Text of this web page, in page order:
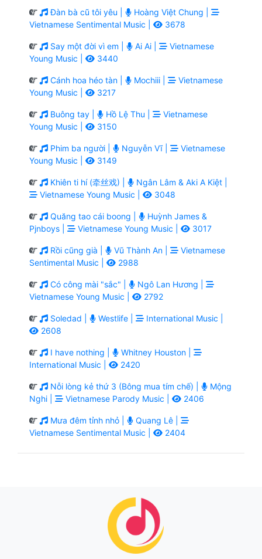
Đàn bà cũ tôi yêu |
Hoàng Việt Chung |
Vietnamese Sentimental Music |
3678
Say một đời vì em | Ai Ai |
Vietnamese
Young Music |
3440
Cánh hoa héo tàn | Mochiii |
Vietnamese
Young Music |
3217
Buông tay | Hồ Lệ Thu |
Vietnamese
Young Music |
3150
Phim ba người | Nguyễn Vĩ |
Vietnamese
Young Music |
3149
Khiên ti hí (牵丝戏) |
Ngân Lâm & Aki A Kiệt |
Vietnamese Young Music |
3048
Quăng tao cái boong |
Huỳnh James &
Pjnboys |
Vietnamese Young Music | 3017
Rồi cũng già | Vũ Thành An |
Vietnamese
Sentimental Music |
2988
Có công mài "sắc" |
Ngô Lan Hương |
Vietnamese Young Music |
2792
Soledad | Westlife |
International Music |
2608
I have nothing |
Whitney Houston |
International Music |
2420
Nỗi lòng kẻ thứ 3 (Bông mua tím chế) |
Mộng
Nghi |
Vietnamese Parody Music | 2406
Mưa đêm tỉnh nhỏ |
Quang Lê |
Vietnamese Sentimental Music |
2404